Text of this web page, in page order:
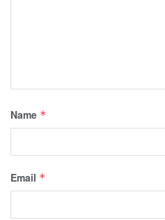
Name *
Email *